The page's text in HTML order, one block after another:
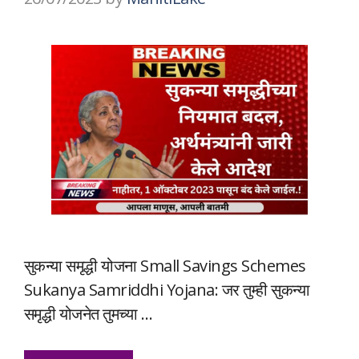
सुकन्या समृद्धी योजना Small Savings Schemes
Sukanya Samriddhi Yojana: जर तुम्ही सुकन्या
समृद्धी योजनेत तुमच्या …